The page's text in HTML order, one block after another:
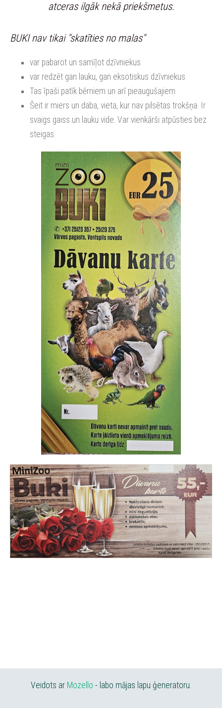
atceras ilgāk nekā priekšmetus.
BUKI nav tikai "skatīties no malas"
var pabarot un samīļot dzīvniekus
var redzēt gan lauku, gan eksotiskus dzīvniekus
Tas īpaši patīk bērniem un arī pieaugušajiem
Šeit ir miers un daba, vieta, kur nav pilsētas trokšņa. Ir
svaigs gaiss un lauku vide. Var vienkārši atpūsties bez
steigas.
Veidots ar Mozello - labo mājas lapu ģeneratoru.